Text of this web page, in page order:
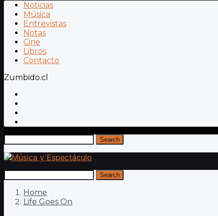
Noticias
Música
Entrevistas
Notas
Cine
Libros
Contacto
Zumbido.cl
Search
Search
Home
Life Goes On